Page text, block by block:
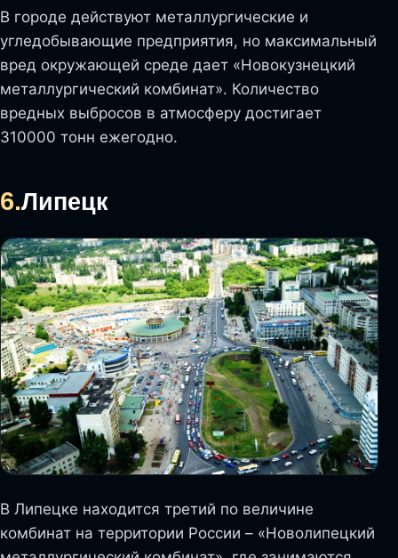
В городе действуют металлургические и
угледобывающие предприятия, но максимальный
вред окружающей среде дает «Новокузнецкий
металлургический комбинат». Количество
вредных выбросов в атмосферу достигает
310000 тонн ежегодно.
6.Липецк
В Липецке находится третий по величине
комбинат на территории России – «Новолипецкий